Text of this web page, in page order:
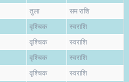
तुला सम राशि
वृश्चिक स्वराशि
वृश्चिक स्वराशि
वृश्चिक स्वराशि
वृश्चिक स्वराशि